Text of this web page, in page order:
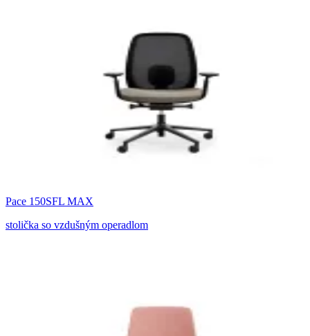
Pace 150SFL MAX
stolička so vzdušným operadlom